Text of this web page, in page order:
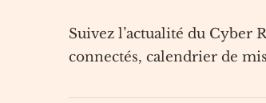
Suivez l’actualité du Cyber
connectés, calendrier de